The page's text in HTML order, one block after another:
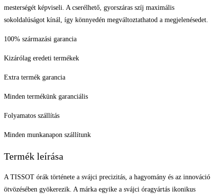
mesterségét képviseli. A cserélhető, gyorszáras szíj maximális
sokoldalúságot kínál, így könnyedén megváltoztathatod a megjelenésedet.
100% származási garancia
Kizárólag eredeti termékek
Extra termék garancia
Minden termékünk garanciális
Folyamatos szállítás
Minden munkanapon szállítunk
Termék leírása
A TISSOT órák története a svájci precizitás, a hagyomány és az innováció
ötvözésében gyökerezik. A márka egyike a svájci óragyártás ikonikus